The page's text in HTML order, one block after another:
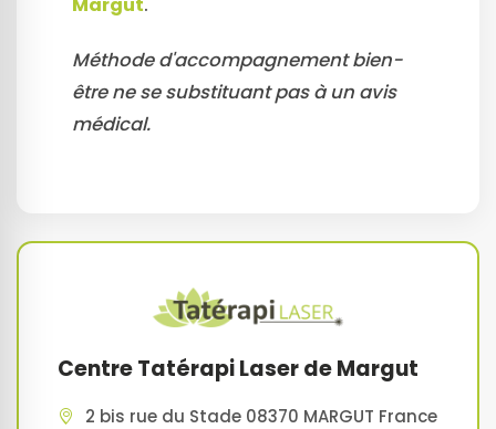
Margut.
Méthode d'accompagnement bien-
être ne se substituant pas à un avis
médical.
Centre Tatérapi Laser de Margut
2 bis rue du Stade 08370 MARGUT France